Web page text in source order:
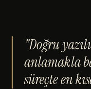
"Doğru
anlamakla
süreçte en